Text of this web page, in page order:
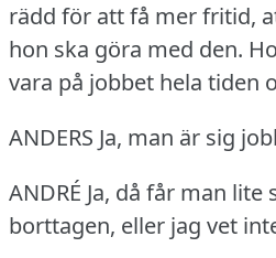
rädd för att få mer fritid,
hon ska göra med den.
vara på jobbet hela tiden
ANDERS Ja, man är sig
ANDRÉ Ja, då får man
borttagen, eller jag vet